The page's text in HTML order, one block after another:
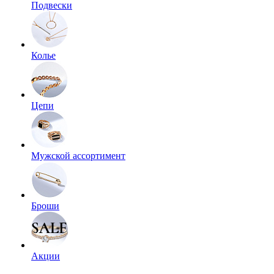
Подвески
Колье
Цепи
Мужской ассортимент
Броши
Акции